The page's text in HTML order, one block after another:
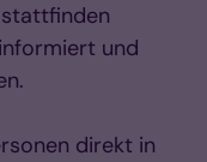
und
direkt in